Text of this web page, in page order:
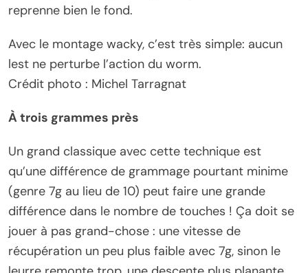
reprenne bien le fond.
Avec le montage wacky, c’est très simple: aucun
lest ne perturbe l’action du worm.
Crédit photo : Michel Tarragnat
À trois grammes près
Un grand classique avec cette technique est
qu’une différence de grammage pourtant minime
(genre 7g au lieu de 10) peut faire une grande
différence dans le nombre de touches ! Ça doit se
jouer à pas grand-chose : une vitesse de
récupération un peu plus faible avec 7g, sinon le